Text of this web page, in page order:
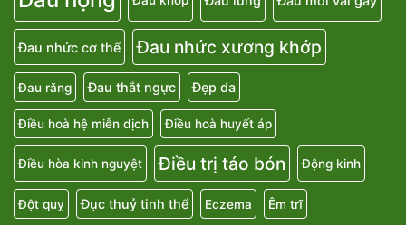
Đau nhức cơ thể Đau nhức xương khớp
Đau răng Đau thắt ngực Đẹp da
Điều hoà hệ miễn dịch Điều hoà huyết áp
Điều hòa kinh nguyệt Điều trị táo bón Động kinh
Đột quỵ Đục thuỷ tinh thể Eczema Êm trĩ